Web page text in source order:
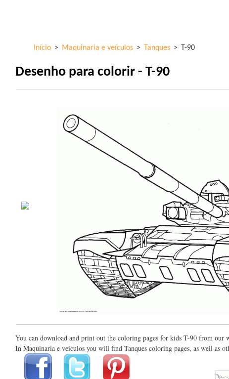
Início > Maquinaria e veículos > Tanques > T-90
Desenho para colorir - T-90
You can download and print out the coloring pages for kids T-90 from our
In Maquinaria e veículos you will find Tanques coloring pages, as well as